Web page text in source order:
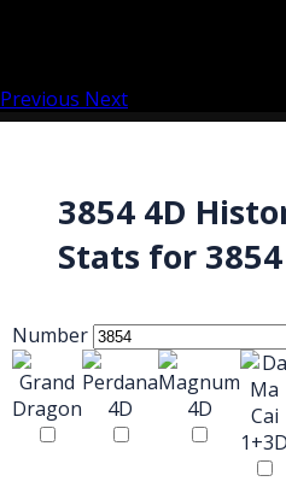
Previous Next
3854 4D
Stats for 3854
Number